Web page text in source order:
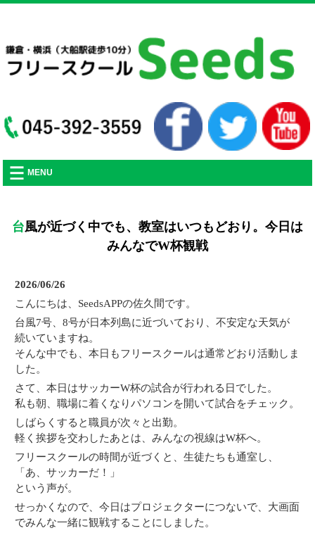
MENU
台風が近づく中でも、教室はいつもどおり。今日は
みんなでW杯観戦
2026/06/26
こんにちは、SeedsAPPの佐久間です。
台風7号、8号が日本列島に近づいており、不安定な天気が
続いていますね。
そんな中でも、本日もフリースクールは通常どおり活動しま
した。
さて、本日はサッカーW杯の試合が行われる日でした。
私も朝、職場に着くなりパソコンを開いて試合をチェック。
しばらくすると職員が次々と出勤。
軽く挨拶を交わしたあとは、みんなの視線はW杯へ。
フリースクールの時間が近づくと、生徒たちも通室し、
「あ、サッカーだ！」
という声が。
せっかくなので、今日はプロジェクターにつないで、大画面
でみんな一緒に観戦することにしました。